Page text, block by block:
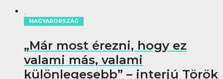
MAGYARORSZÁG
„Már most érezni, hogy ez
valami más, valami
különlegesebb” – interjú Török